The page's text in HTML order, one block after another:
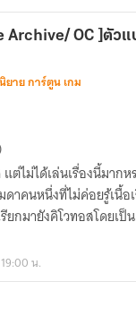
Archive/ OC ]ตัวแ
าย การ์ตูน เกม
ต่ไม่ได้เล่นเรื่องนี้มาก
ดาคนหนึ่งที่ไม่ค่อยรู้เนื้อ
ยกมายังคิโวทอสโดยเ
น.